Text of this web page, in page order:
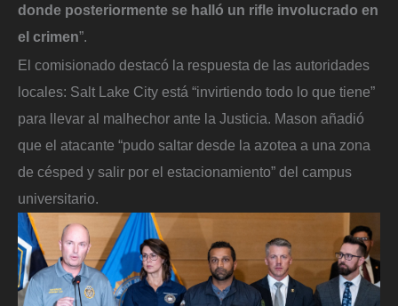
donde posteriormente se halló un rifle involucrado en
el crimen”.
El comisionado destacó la respuesta de las autoridades
locales: Salt Lake City está “invirtiendo todo lo que tiene”
para llevar al malhechor ante la Justicia. Mason añadió
que el atacante “pudo saltar desde la azotea a una zona
de césped y salir por el estacionamiento” del campus
universitario.